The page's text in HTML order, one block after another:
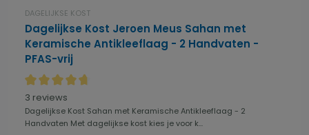
DAGELIJKSE KOST
Dagelijkse Kost Jeroen Meus Sahan met
Keramische Antikleeflaag - 2 Handvaten -
PFAS-vrij
Gemiddelde waardering van 4.75 van 5 sterren
3 reviews
Dagelijkse Kost Sahan met Keramische Antikleeflaag - 2
Handvaten Met dagelijkse kost kies je voor k...